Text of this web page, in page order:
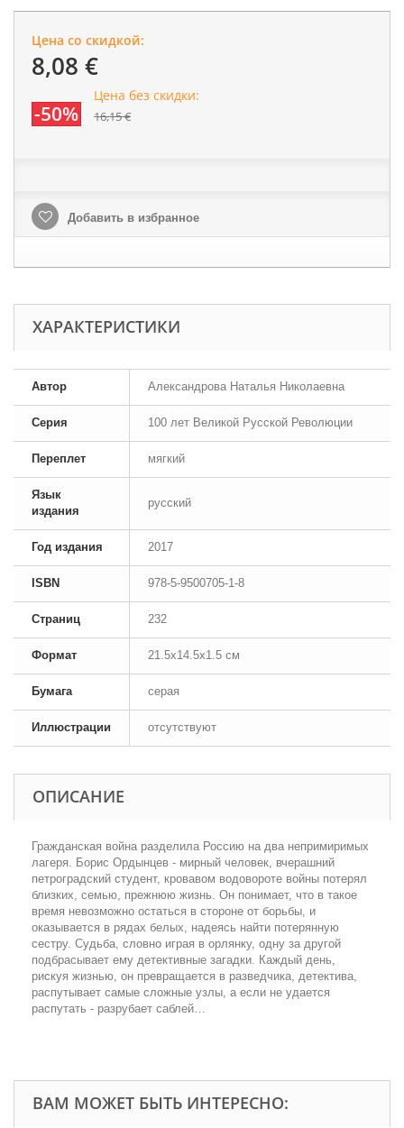
Цена со скидкой:
8,08 €
-50%
Цена без скидки:
16,15 €
Добавить в избранное
ХАРАКТЕРИСТИКИ
Автор Александрова Наталья Николаевна
Серия 100 лет Великой Русской Революции
Переплет мягкий
Язык
издания
русский
Год издания 2017
ISBN 978-5-9500705-1-8
Страниц 232
Формат 21.5x14.5x1.5 см
Бумага серая
Иллюстрации отсутствуют
ОПИСАНИЕ
Гражданская война разделила Россию на два непримиримых
лагеря. Борис Ордынцев - мирный человек, вчерашний
петроградский студент, кровавом водовороте войны потерял
близких, семью, прежнюю жизнь. Он понимает, что в такое
время невозможно остаться в стороне от борьбы, и
оказывается в рядах белых, надеясь найти потерянную
сестру. Судьба, словно играя в орлянку, одну за другой
подбрасывает ему детективные загадки. Каждый день,
рискуя жизнью, он превращается в разведчика, детектива,
распутывает самые сложные узлы, а если не удается
распутать - разрубает саблей…
ВАМ МОЖЕТ БЫТЬ ИНТЕРЕСНО: